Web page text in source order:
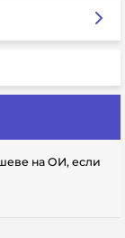
на ОИ, если